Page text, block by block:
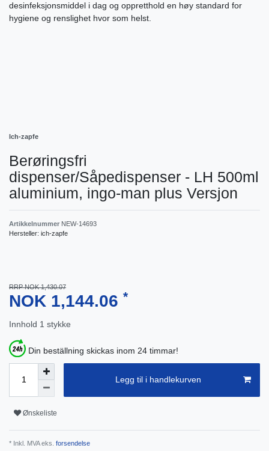
desinfeksjonsmiddel i dag og oppretthold en høy standard for
hygiene og renslighet hvor som helst.
Ich-zapfe
Berøringsfri
dispenser/Såpedispenser - LH 500ml
aluminium, ingo-man plus Versjon
Artikkelnummer NEW-14693
Hersteller: ich-zapfe
RRP NOK 1,430.07
NOK 1,144.06 *
Innhold 1 stykke
Din beställning skickas inom 24 timmar!
Legg til i handlekurven
Ønskeliste
* Inkl. MVA eks. forsendelse